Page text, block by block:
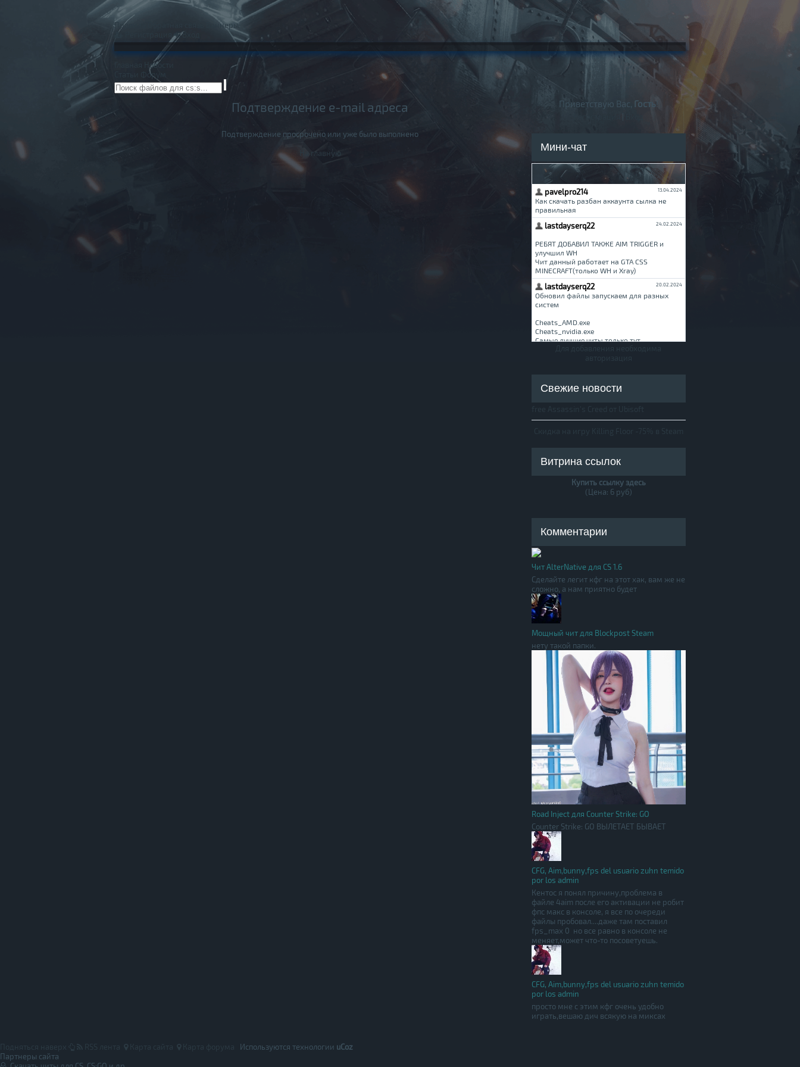
Правила
Баннеры
Вход
Новости
Форум
Подтверждение e-mail адреса
Подтверждение просрочено или уже было выполнено
На главную
Приветствую Вас, Гость!
Мини-чат
Свежие новости
Витрина ссылок
Купить ссылку здесь
(Цена: 6 руб)
Комментарии
Чит AlterNative для CS 1.6
Сделайте легит кфг на этот хак, вам же не
сложно, а нам приятно будет
Мощный чит для Blockpost Steam
нету такой папки.
Road Inject для Counter Strike: GO
Counter Strike: GO ВЫЛЕТАЕТ БЫВАЕТ
CFG, Aim,bunny,fps del usuario zuhn temido
por los admin
Кентос я понял причину,проблема в
файле 4aim после его активации не робит
фпс макс в консоле, я все по очереди
файлы пробовал....даже там поставил
fps_max 0 но все равно в консоле не
меняет,может что-то посоветуешь.
CFG, Aim,bunny,fps del usuario zuhn temido
por los admin
просто мне с этим кфг очень удобно
играть,вешаю дич всякую на миксах
Используются технологии uCoz
Партнеры сайта